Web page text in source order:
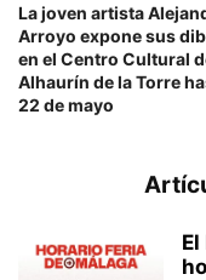
La joven artista
Arroyo expone sus
en el Centro Cultural
Alhaurín de la Torre
22 de mayo